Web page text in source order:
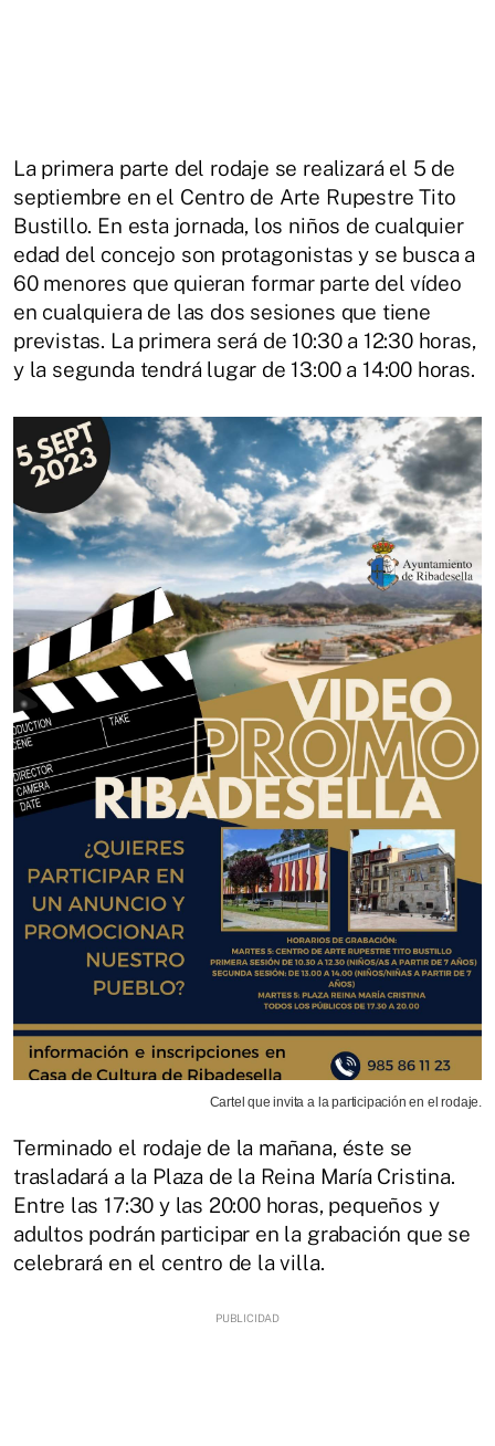
La primera parte del rodaje se realizará el 5 de
septiembre en el Centro de Arte Rupestre Tito
Bustillo. En esta jornada, los niños de cualquier
edad del concejo son protagonistas y se busca a
60 menores que quieran formar parte del vídeo
en cualquiera de las dos sesiones que tiene
previstas. La primera será de 10:30 a 12:30 horas,
y la segunda tendrá lugar de 13:00 a 14:00 horas.
Cartel que invita a la participación en el rodaje.
Terminado el rodaje de la mañana, éste se
trasladará a la Plaza de la Reina María Cristina.
Entre las 17:30 y las 20:00 horas, pequeños y
adultos podrán participar en la grabación que se
celebrará en el centro de la villa.